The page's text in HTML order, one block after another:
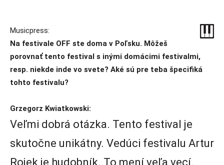
Musicpress:
Na festivale OFF ste doma v Poľsku. Môžeš
porovnať tento festival s inými domácimi festivalmi,
resp. niekde inde vo svete? Aké sú pre teba špecifiká
tohto festivalu?
Grzegorz Kwiatkowski:
Veľmi dobrá otázka. Tento festival je
skutočne unikátny. Vedúci festivalu Artur
Rojek je hudobník. To mení veľa vecí.